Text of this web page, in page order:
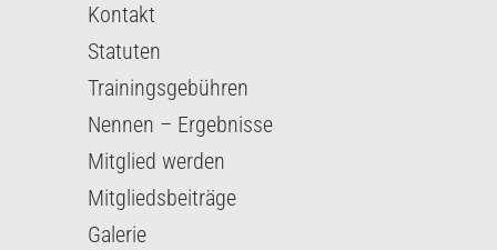
Kontakt
Statuten
Trainingsgebühren
Nennen – Ergebnisse
Mitglied werden
Mitgliedsbeiträge
Galerie